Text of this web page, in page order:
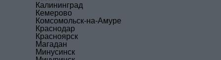
Калининград
Кемерово
Комсомольск-на-Амуре
Краснодар
Красноярск
Магадан
Минусинск